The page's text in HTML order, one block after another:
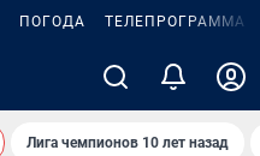
ПОГОДА ТЕЛЕПРОГРАММА
Лига чемпионов 10 лет назад